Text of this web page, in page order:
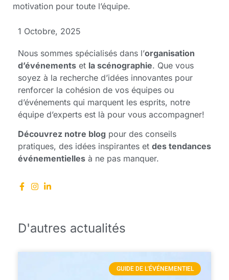
motivation pour toute l’équipe.
1 Octobre, 2025
Nous sommes spécialisés dans l’organisation
d’événements et la scénographie. Que vous
soyez à la recherche d’idées innovantes pour
renforcer la cohésion de vos équipes ou
d’événements qui marquent les esprits, notre
équipe d’experts est là pour vous accompagner!
Découvrez notre blog pour des conseils
pratiques, des idées inspirantes et des tendances
événementielles à ne pas manquer.
D'autres actualités
GUIDE DE L'ÉVÉNEMENTIEL